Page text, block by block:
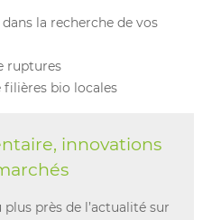
la recherche de vos
ruptures
bio locales
innovations
près de l’actualité sur